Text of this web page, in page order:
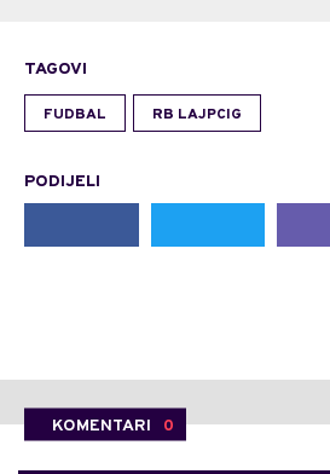
TAGOVI
FUDBAL RB LAJPCIG
PODIJELI
KOMENTARI 0